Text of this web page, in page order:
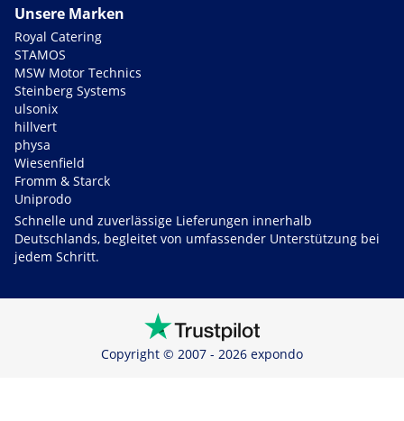
Unsere Marken
Royal Catering
STAMOS
MSW Motor Technics
Steinberg Systems
ulsonix
hillvert
physa
Wiesenfield
Fromm & Starck
Uniprodo
Schnelle und zuverlässige Lieferungen innerhalb
Deutschlands, begleitet von umfassender Unterstützung bei
jedem Schritt.
Copyright © 2007 - 2026 expondo